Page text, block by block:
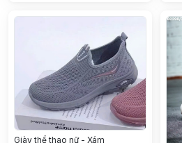
Giày thể thao nữ - Xám